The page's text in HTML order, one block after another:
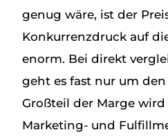
genug wäre, ist der
Konkurrenzdruck auf
enorm. Bei direkt
geht es fast nur um
Großteil der Marge
Marketing- und